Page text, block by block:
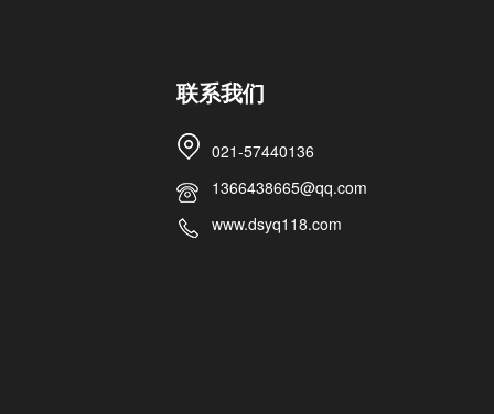
联系我们
021-57440136
1366438665@qq.com
www.dsyq118.com